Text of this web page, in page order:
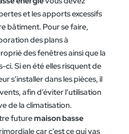
et les apports excessifs
bâtiment. Pour se faire,
des plans à
des fenêtres ainsi que la
ci. Si en été elles risquent de
s’installer dans les pièces, il
afin d’éviter l’utilisation
de la climatisation.
futuremaison basse
car c’est ce qui vas